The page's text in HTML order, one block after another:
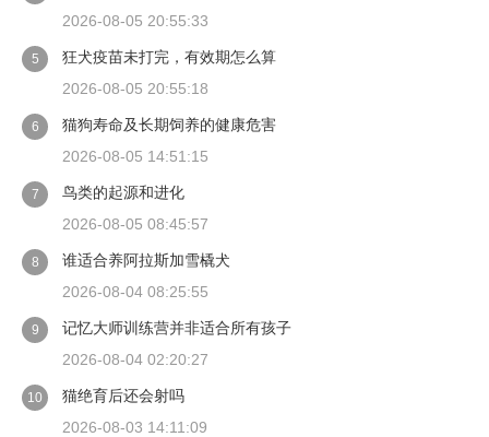
2026-08-05 20:55:33
5
狂犬疫苗未打完，有效期怎么算
2026-08-05 20:55:18
6
猫狗寿命及长期饲养的健康危害
2026-08-05 14:51:15
7
鸟类的起源和进化
2026-08-05 08:45:57
8
谁适合养阿拉斯加雪橇犬
2026-08-04 08:25:55
9
记忆大师训练营并非适合所有孩子
2026-08-04 02:20:27
10
猫绝育后还会射吗
2026-08-03 14:11:09